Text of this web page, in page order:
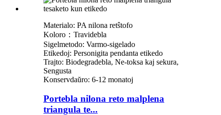
Materialo: PA nilona retŝtofo
Koloro：Travidebla
Sigelmetodo: Varmo-sigelado
Etikedoj: Personigita pendanta etikedo
Trajto: Biodegradebla, Ne-toksa kaj sekura,
Sengusta
Konservdaŭro: 6-12 monatoj
Portebla nilona reto malplena
triangula te...